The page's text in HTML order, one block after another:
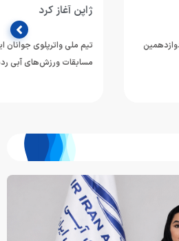
نخستین دیدار خود از دوازدهمین دوره
برابر ژاپن…